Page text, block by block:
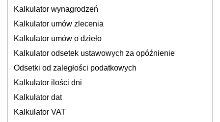
Kalkulator wynagrodzeń
Kalkulator umów zlecenia
Kalkulator umów o dzieło
Kalkulator odsetek ustawowych za opóźnienie
Odsetki od zaległości podatkowych
Kalkulator ilości dni
Kalkulator dat
Kalkulator VAT